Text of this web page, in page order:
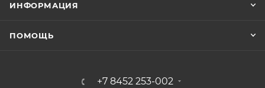
ИНФОРМАЦИЯ
ПОМОЩЬ
+7 8452 253-002